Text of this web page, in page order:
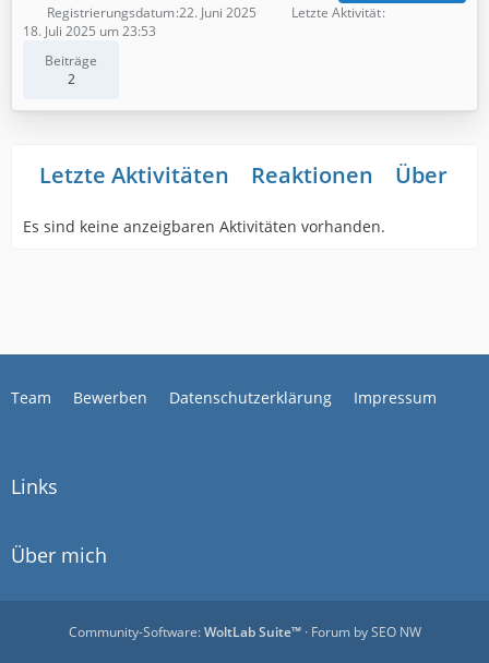
Beiträge
2
Registrierungsdatum 22. Juni 2025
Letzte Aktivität
18. Juli 2025 um 23:53
Letzte Aktivitäten Reaktionen Über
Es sind keine anzeigbaren Aktivitäten vorhanden.
Team Bewerben Datenschutzerklärung Impressum
Links
Über mich
Community-Software:WoltLab Suite™· Forum bySEO NW